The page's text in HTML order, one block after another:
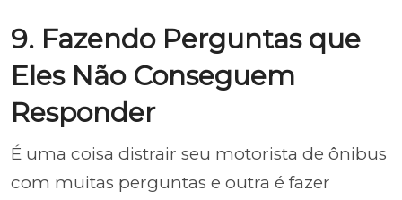
9. Fazendo Perguntas que
Eles Não Conseguem
Responder
É uma coisa distrair seu motorista de ônibus
com muitas perguntas e outra é fazer